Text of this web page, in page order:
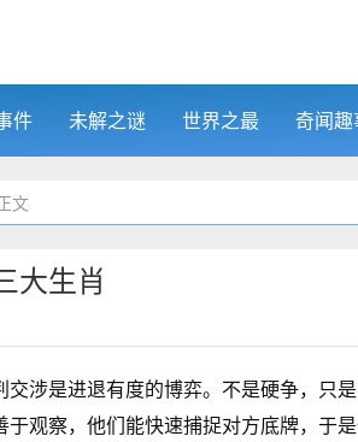
件 未解之谜 世界之最 奇闻趣
文
大生肖
涉是进退有度的博弈。不是硬争，只
于观察，他们能快速捕捉对方底牌，于